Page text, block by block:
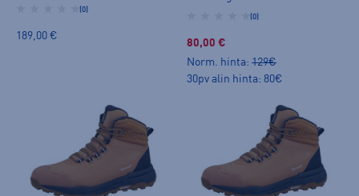
(0)
189,00 €
(0)
80,00 €
Norm. hinta: 129€
30pv alin hinta: 80€